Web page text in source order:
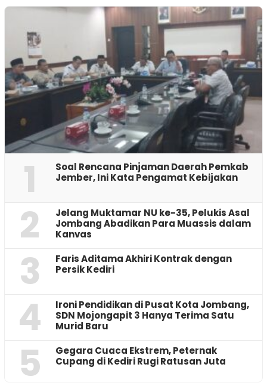
1
‎Soal Rencana Pinjaman Daerah Pemkab
Jember, Ini Kata Pengamat Kebijakan ‎
2
Jelang Muktamar NU ke-35, Pelukis Asal
Jombang Abadikan Para Muassis dalam
Kanvas
3
Faris Aditama Akhiri Kontrak dengan
Persik Kediri
4
Ironi Pendidikan di Pusat Kota Jombang,
SDN Mojongapit 3 Hanya Terima Satu
Murid Baru
5
‎Gegara Cuaca Ekstrem, Peternak
Cupang di Kediri Rugi Ratusan Juta